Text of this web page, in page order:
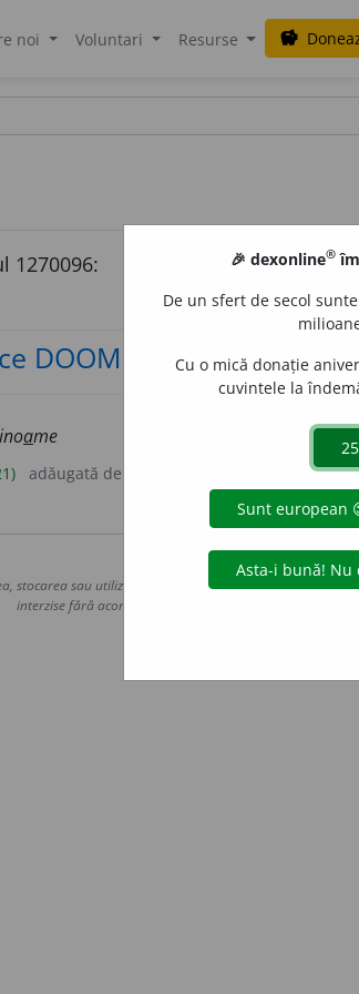
noi Voluntari Resurse savings
1270096:
DOOM
ame
adăugată de
Copyright © 2004-2026
stocarea sau utilizarea datelor de pe acest site, inclusiv
interzise fără acordul nostru prealabil scris, cu excepția
🎉 dexonline®
De un sfert de secol
Cu o mică donație
cuvintele la